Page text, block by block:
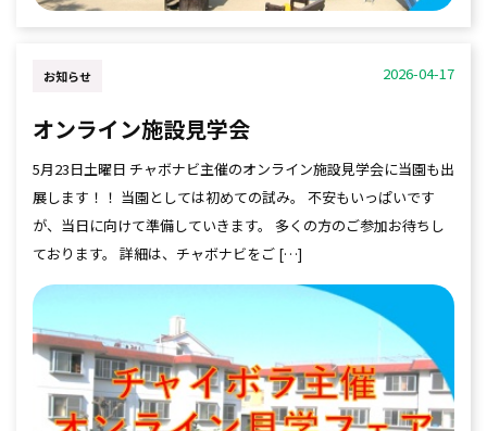
2026-04-17
お知らせ
オンライン施設見学会
5月23日土曜日 チャボナビ主催のオンライン施設見学会に当園も出
展します！！ 当園としては初めての試み。 不安もいっぱいです
が、当日に向けて準備していきます。 多くの方のご参加お待ちし
ております。 詳細は、チャボナビをご […]